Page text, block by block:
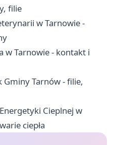
filie
w Tarnowie -
w Tarnowie - kontakt i
Tarnów - filie,
Cieplnej w
ciepła